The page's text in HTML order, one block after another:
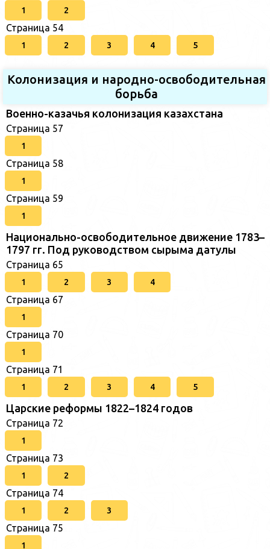
1 2
Страница 54
1 2 3 4 5
Колонизация и народно-освободительная
борьба
Военно-казачья колонизация казахстана
Страница 57
1
Страница 58
1
Страница 59
1
Национально-освободительное движение 1783–
1797 гг. Под руководством сырыма датулы
Страница 65
1 2 3 4
Страница 67
1
Страница 70
1
Страница 71
1 2 3 4 5
Царские реформы 1822–1824 годов
Страница 72
1
Страница 73
1 2
Страница 74
1 2 3
Страница 75
1